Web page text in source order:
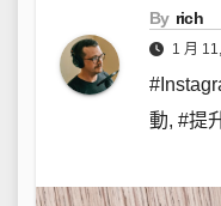
By rich
1 月
動, #提